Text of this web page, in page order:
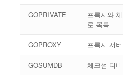
GOPRIVATE
프록시와
로 목록
GOPROXY 프록시 서
GOSUMDB 체크섬 디